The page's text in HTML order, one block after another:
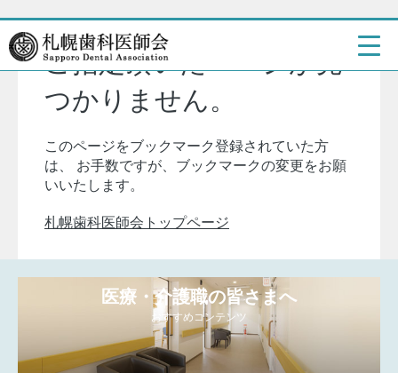
ご指定頂いたページが見
つかりません。
このページをブックマーク登録されていた方
は、
お手数ですが、ブックマークの変更をお願
いいたします。
札幌歯科医師会トップページ
医療・介護職の皆さまへ
おすすめコンテンツ